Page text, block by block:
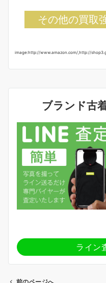
その他の買取
image:http://www.amazon.com/,http://
ブランド古
ライン